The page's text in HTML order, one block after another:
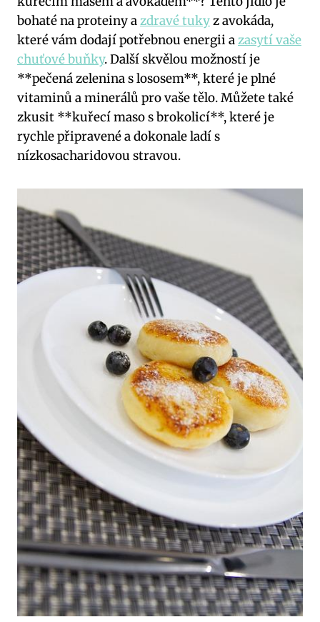
bohaté na proteiny azdravé tuky‍z avokáda,​
které vám dodají ‌potřebnou energii azasytí vaše
chuťové buňky. Další skvělou možností je
**pečená zelenina s lososem**, které je plné
vitaminů a minerálů pro vaše tělo.⁤ Můžete také
zkusit **kuřecí​ maso ⁤s⁤ brokolicí**, které je
rychle připravené ‌a dokonale ladí s
nízkosacharidovou stravou.